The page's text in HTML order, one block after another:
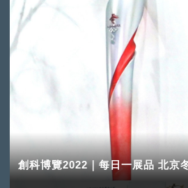
創科博覽2022｜每日一展品 北京